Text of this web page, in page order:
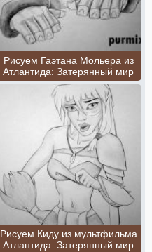
Рисуем Гаэтана Мольера из
Атлантида: Затерянный мир
Рисуем Киду из мультфильма
Атлантида: Затерянный мир